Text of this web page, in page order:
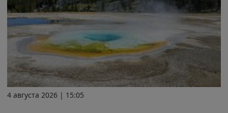
4 августа 2026 | 15:05